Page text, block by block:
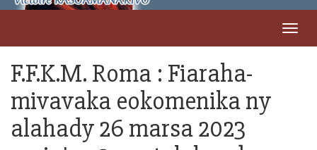
F.F.K.M. Roma : Fiaraha-
mivavaka eokomenika ny
alahady 26 marsa 2023